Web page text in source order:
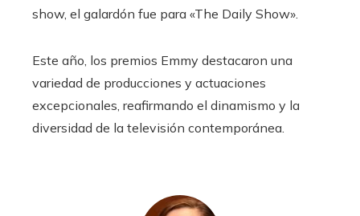
show, el galardón fue para «The Daily Show».
Este año, los premios Emmy destacaron una
variedad de producciones y actuaciones
excepcionales, reafirmando el dinamismo y la
diversidad de la televisión contemporánea.